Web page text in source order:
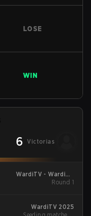
LOSE
WIN
6 Victorias
WardiTV - WardiTV
Championship
Round 1
WardiTV 2025